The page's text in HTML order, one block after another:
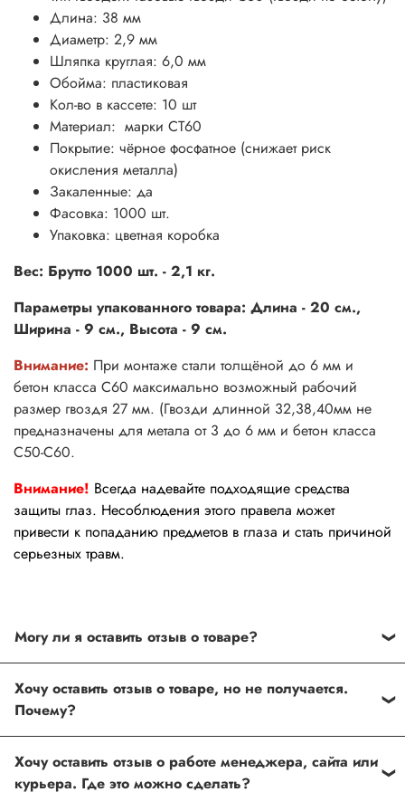
Длина: 38 мм
Диаметр: 2,9 мм
Шляпка круглая: 6,0 мм
Обойма: пластиковая
Кол-во в кассете: 10 шт
Материал: марки CT60
Покрытие: чёрное фосфатное (снижает риск
окисления металла)
Закаленные: да
Фасовка: 1000 шт.
Упаковка: цветная коробка
Вес: Брутто 1000 шт. - 2,1 кг.
Параметры упакованного товара: Длина - 20 см.,
Ширина - 9 см., Высота - 9 см.
Внимание: При монтаже стали толщёной до 6 мм и
бетон класса С60 максимально возможный рабочий
размер гвоздя 27 мм. (Гвозди длинной 32,38,40мм не
предназначены для метала от 3 до 6 мм и бетон класса
С50-С60.
Внимание! Всегда надевайте подходящие средства
защиты глаз. Несоблюдения этого правела может
привести к попаданию предметов в глаза и стать причиной
серьезных травм.
Могу ли я оставить отзыв о товаре?
специальное поле, где Вы можете оставить свой отзыв.
Также Вы можете присвоить товару от одной до пяти
звёзд. Все отзывы о товарах проходят модерацию.
Хочу оставить отзыв о товаре, но не получается.
Почему?
полей. Если поля заполнены корректно, то свяжитесь с
нами по телефону +7 (812) 565-32-05;
Хочу оставить отзыв о работе менеджера, сайта или
курьера. Где это можно сделать?